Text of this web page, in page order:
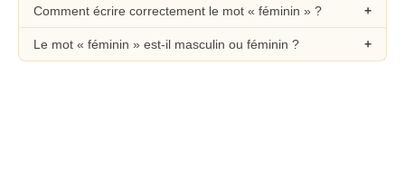
Comment écrire correctement le mot « féminin » ?
Le mot « féminin » est-il masculin ou féminin ?